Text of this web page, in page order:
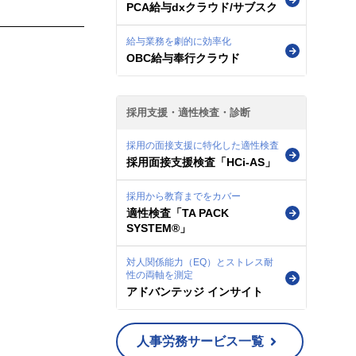
PCA給与dxクラウド/サブスク
給与業務を劇的に効率化
OBC給与奉行クラウド
採用支援・適性検査・診断
採用の面接支援に特化した適性検査
採用面接支援検査「HCi-AS」
採用から教育までをカバー
適性検査「TA PACK
SYSTEM®」
対人関係能力（EQ）とストレス耐
性の両軸を測定
アドバンテッジ インサイト
人事労務サービス一覧